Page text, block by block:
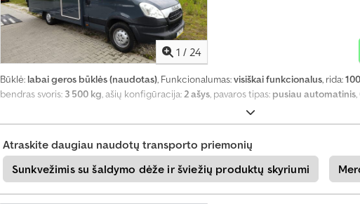
i
t
s
1 / 24
Būklė: labai geros būklės (naudotas), Funkcionalumas:visiškai funkcionalus, rida:
bendras svoris: 3 500 kg, ašių konfigūracija:2 ašys, pavaros tipas: pusiau automatinis
Atraskite daugiau naudotų transporto priemonių
Sunkvežimis su šaldymo dėže ir šviežių produktų skyriumi